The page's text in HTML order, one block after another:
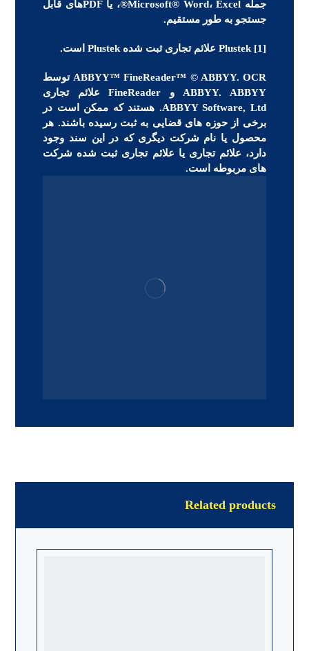
جمله Microsoft® Word، Excel®، یا PDFهای قابل
جستجو به طور مستقیم.
[1] Plustek علائم تجاری ثبت شده Plustek است.
ABBYY™ FineReader™ © ABBYY. OCR توسط
ABBYY. ABBYY و FineReader علائم تجاری
ABBYY Software, Ltd. هستند که ممکن است در
برخی از حوزه های قضایی به ثبت رسیده باشند. هر
محصول یا نام شرکت دیگری که در این سند وجود
دارد، علائم تجاری یا علائم تجاری ثبت شده شرکت
های مربوطه است.
Related products